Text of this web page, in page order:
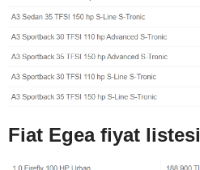
Fiat Egea fiyat listesi